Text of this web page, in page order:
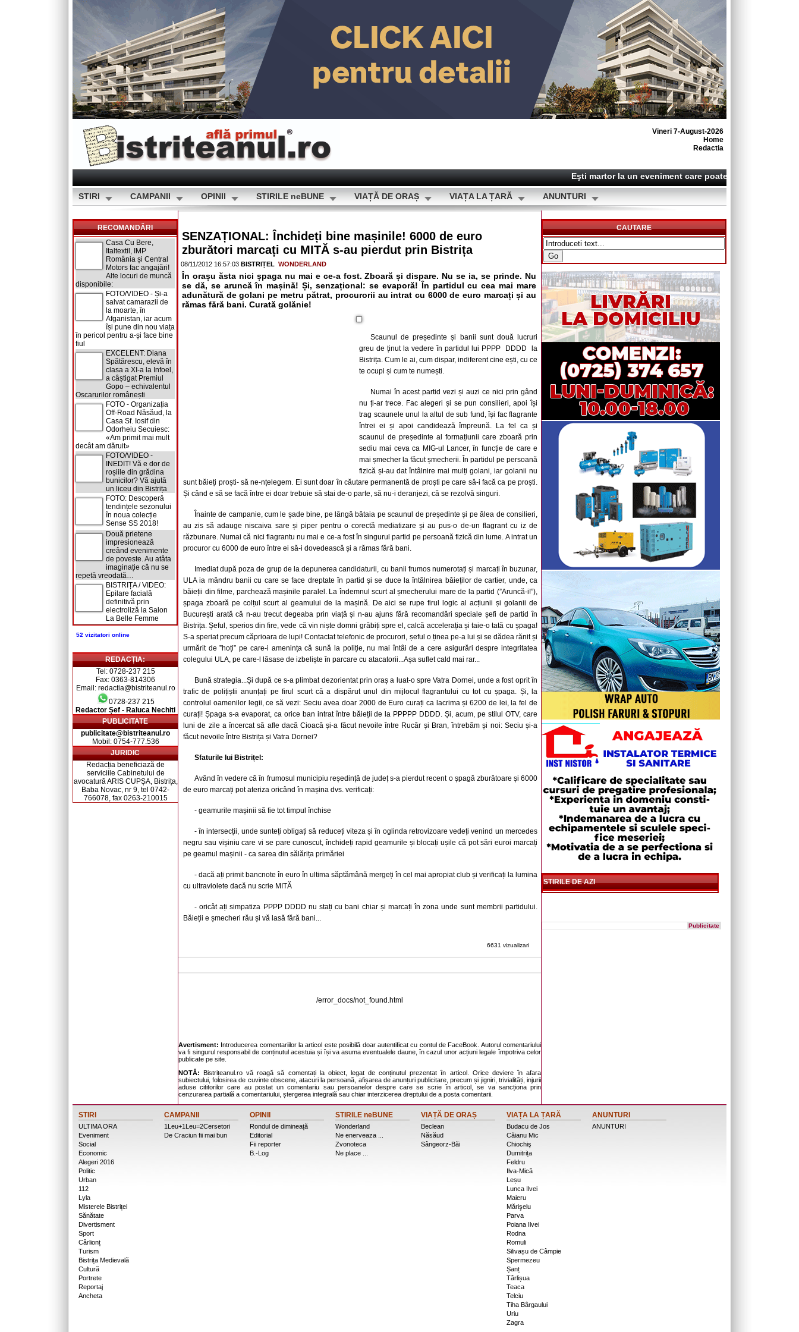
Vineri 7-August-2026
Home
Redactia
Eşti martor la un eveniment care poate deveni o ştire?
STIRI CAMPANII OPINII STIRILE neBUNE VIAȚĂ DE ORAȘ VIAȚA LA ȚARĂ ANUNTURI
RECOMANDĂRI
Casa Cu Bere,
Italtextil, IMP
România și Central
Motors fac angajări!
Alte locuri de muncă
disponibile:
FOTO/VIDEO - Și-a
salvat camarazii de
la moarte, în
Afganistan, iar acum
își pune din nou viața
în pericol pentru a-și face bine
fiul
EXCELENT: Diana
Spătărescu, elevă în
clasa a XI-a la Infoel,
a câștigat Premiul
Gopo – echivalentul
Oscarurilor românești
FOTO - Organizația
Off-Road Năsăud, la
Casa Sf. Iosif din
Odorheiu Secuiesc:
«Am primit mai mult
decât am dăruit»
FOTO/VIDEO -
INEDIT! Vă e dor de
roșiile din grădina
bunicilor? Vă ajută
un liceu din Bistrița
FOTO: Descoperă
tendințele sezonului
în noua colecție
Sense SS 2018!
Două prietene
impresionează
creând evenimente
de poveste. Au atâta
imaginație că nu se
repetă vreodată…
BISTRIȚA / VIDEO:
Epilare facială
definitivă prin
electroliză la Salon
La Belle Femme
52 vizitatori online
REDACȚIA:
Tel: 0728-237 215
Fax: 0363-814306
Email: redactia@bistriteanul.ro
0728-237 215
Redactor Șef - Raluca Nechiti
PUBLICITATE
publicitate@bistriteanul.ro
Mobil: 0754-777.536
JURIDIC
Redacția beneficiază de
serviciile Cabinetului de
avocatură ARIS CUPȘA, Bistrița,
Baba Novac, nr 9, tel 0742-
766078, fax 0263-210015
SENZAȚIONAL: Închideți bine mașinile! 6000 de euro
zburători marcați cu MITĂ s-au pierdut prin Bistrița
08/11/2012 16:57:03 BISTRIȚEL WONDERLAND
În orașu ăsta nici șpaga nu mai e ce-a fost. Zboară și dispare. Nu se ia, se prinde. Nu
se dă, se aruncă în mașină! Și, senzațional: se evaporă! În partidul cu cea mai mare
adunătură de golani pe metru pătrat, procurorii au intrat cu 6000 de euro marcați și au
rămas fără bani. Curată golănie!
Scaunul de președinte și banii sunt două lucruri
greu de ținut la vedere în partidul lui PPPP DDDD la
Bistrița. Cum le ai, cum dispar, indiferent cine ești, cu ce
te ocupi și cum te numești.
Numai în acest partid vezi și auzi ce nici prin gând
nu ți-ar trece. Fac alegeri și se pun consilieri, apoi își
trag scaunele unul la altul de sub fund, își fac flagrante
întrei ei și apoi candidează împreună. La fel ca și
scaunul de președinte al formațiunii care zboară prin
sediu mai ceva ca MIG-ul Lancer, în funcție de care e
mai șmecher la făcut șmecherii. În partidul pe persoană
fizică și-au dat întâlnire mai mulți golani, iar golanii nu
sunt băieți proști- să ne-nțelegem. Ei sunt doar în căutare permanentă de proști pe care să-i facă ca pe proști.
Și când e să se facă între ei doar trebuie să stai de-o parte, să nu-i deranjezi, că se rezolvă singuri.
Înainte de campanie, cum le șade bine, pe lângă bătaia pe scaunul de președinte și pe ălea de consilieri,
au zis să adauge niscaiva sare și piper pentru o corectă mediatizare și au pus-o de-un flagrant cu iz de
răzbunare. Numai că nici flagrantu nu mai e ce-a fost în singurul partid pe persoană fizică din lume. A intrat un
procuror cu 6000 de euro între ei să-i dovedească și a rămas fără bani.
Imediat după poza de grup de la depunerea candidaturii, cu banii frumos numerotați și marcați în buzunar,
ULA ia mândru banii cu care se face dreptate în partid și se duce la întâlnirea băieților de cartier, unde, ca
băieții din filme, parchează mașinile paralel. La îndemnul scurt al șmecherului mare de la partid (”Aruncă-i!”),
șpaga zboară pe colțul scurt al geamului de la mașină. De aici se rupe firul logic al acțiunii și golanii de
București arată că n-au trecut degeaba prin viață și n-au ajuns fără recomandări speciale șefi de partid în
Bistrița. Șeful, sperios din fire, vede că vin niște domni grăbiți spre el, calcă accelerația și taie-o tată cu șpaga!
S-a speriat precum căprioara de lupi! Contactat telefonic de procurori, șeful o ținea pe-a lui și se dădea rănit și
urmărit de ”hoți” pe care-i amenința că sună la poliție, nu mai întâi de a cere asigurări despre integritatea
colegului ULA, pe care-l lăsase de izbeliște în parcare cu atacatorii...Așa suflet cald mai rar...
Bună strategia...Și după ce s-a plimbat dezorientat prin oraș a luat-o spre Vatra Dornei, unde a fost oprit în
trafic de polițiștii anunțați pe firul scurt că a dispărut unul din mijlocul flagrantului cu tot cu șpaga. Și, la
controlul oamenilor legii, ce să vezi: Seciu avea doar 2000 de Euro curați ca lacrima și 6200 de lei, la fel de
curați! Șpaga s-a evaporat, ca orice ban intrat între băieții de la PPPPP DDDD. Și, acum, pe stilul OTV, care
luni de zile a încercat să afle dacă Cioacă și-a făcut nevoile între Rucăr și Bran, întrebăm și noi: Seciu și-a
făcut nevoile între Bistrița și Vatra Dornei?
Sfaturile lui Bistrițel:
Având în vedere că în frumosul municipiu reședință de județ s-a pierdut recent o șpagă zburătoare și 6000
de euro marcați pot ateriza oricând în mașina dvs. verificați:
- geamurile mașinii să fie tot timpul închise
- în intersecții, unde sunteți obligați să reduceți viteza și în oglinda retrovizoare vedeți venind un mercedes
negru sau vișiniu care vi se pare cunoscut, închideți rapid geamurile și blocați ușile că pot sări euroi marcați
pe geamul mașinii - ca sarea din sălărița primăriei
- dacă ați primit bancnote în euro în ultima săptămână mergeți în cel mai apropiat club și verificați la lumina
cu ultraviolete dacă nu scrie MITĂ
- oricât ați simpatiza PPPP DDDD nu stați cu bani chiar și marcați în zona unde sunt membrii partidului.
Băieții e șmecheri rău și vă lasă fără bani...
6631 vizualizari
/error_docs/not_found.html
Avertisment: Introducerea comentariilor la articol este posibilă doar autentificat cu contul de FaceBook. Autorul comentariului
va fi singurul responsabil de conținutul acestuia și își va asuma eventualele daune, în cazul unor acțiuni legale împotriva celor
publicate pe site.
NOTĂ:Bistrițeanul.ro vă roagă să comentați la obiect, legat de conținutul prezentat în articol. Orice deviere în afara
subiectului, folosirea de cuvinte obscene, atacuri la persoană, afișarea de anunțuri publicitare, precum și jigniri, trivialități, injurii
aduse cititorilor care au postat un comentariu sau persoanelor despre care se scrie în articol, se va sancționa prin
cenzurarea partială a comentariului, ștergerea integrală sau chiar interzicerea dreptului de a posta comentarii.
CAUTARE
STIRILE DE AZI
Publicitate
STIRI
ULTIMA ORA
Eveniment
Social
Economic
Alegeri 2016
Politic
Urban
112
Lyla
Misterele Bistriței
Sănătate
Divertisment
Sport
Cârlionț
Turism
Bistrița Medievală
Cultură
Portrete
Reportaj
Ancheta
CAMPANII
1Leu+1Leu=2Cersetori
De Craciun fii mai bun
OPINII
Rondul de dimineață
Editorial
Fii reporter
B.-Log
STIRILE neBUNE
Wonderland
Ne enerveaza ...
Zvonoteca
Ne place ...
VIAȚĂ DE ORAȘ
Beclean
Năsăud
Sângeorz-Băi
VIAȚA LA ȚARĂ
Budacu de Jos
Căianu Mic
Chiochiş
Dumitrița
Feldru
Ilva-Mică
Leșu
Lunca Ilvei
Maieru
Mărişelu
Parva
Poiana Ilvei
Rodna
Romuli
Silivașu de Câmpie
Spermezeu
Șanț
Târlișua
Teaca
Telciu
Tiha Bârgaului
Uriu
Zagra
ANUNTURI
ANUNTURI